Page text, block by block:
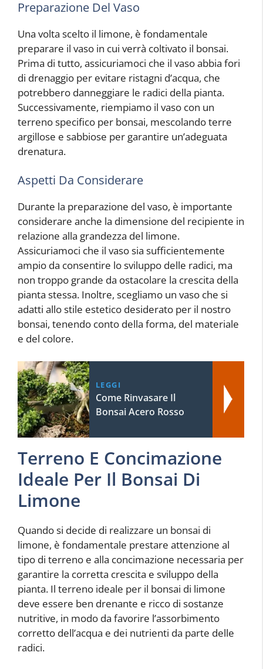
Preparazione Del Vaso
Una volta scelto il limone, è fondamentale
preparare il vaso in cui verrà coltivato il bonsai.
Prima di tutto, assicuriamoci che il vaso abbia fori
di drenaggio per evitare ristagni d’acqua, che
potrebbero danneggiare le radici della pianta.
Successivamente, riempiamo il vaso con un
terreno specifico per bonsai, mescolando terre
argillose e sabbiose per garantire un’adeguata
drenatura.
Aspetti Da Considerare
Durante la preparazione del vaso, è importante
considerare anche la dimensione del recipiente in
relazione alla grandezza del limone.
Assicuriamoci che il vaso sia sufficientemente
ampio da consentire lo sviluppo delle radici, ma
non troppo grande da ostacolare la crescita della
pianta stessa. Inoltre, scegliamo un vaso che si
adatti allo stile estetico desiderato per il nostro
bonsai, tenendo conto della forma, del materiale
e del colore.
LEGGI
Come Rinvasare Il
Bonsai Acero Rosso
Terreno E Concimazione
Ideale Per Il Bonsai Di
Limone
Quando si decide di realizzare un bonsai di
limone, è fondamentale prestare attenzione al
tipo di terreno e alla concimazione necessaria per
garantire la corretta crescita e sviluppo della
pianta. Il terreno ideale per il bonsai di limone
deve essere ben drenante e ricco di sostanze
nutritive, in modo da favorire l’assorbimento
corretto dell’acqua e dei nutrienti da parte delle
radici.